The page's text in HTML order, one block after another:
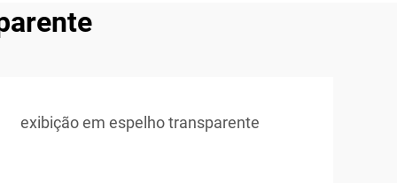
exibição em espelho transparente